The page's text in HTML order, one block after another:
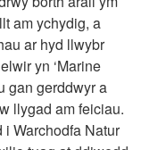
am ychydig, a
ar hyd llwybr
yn ‘Marine
gan gerddwyr a
llygad am feiciau.
Warchodfa Natur